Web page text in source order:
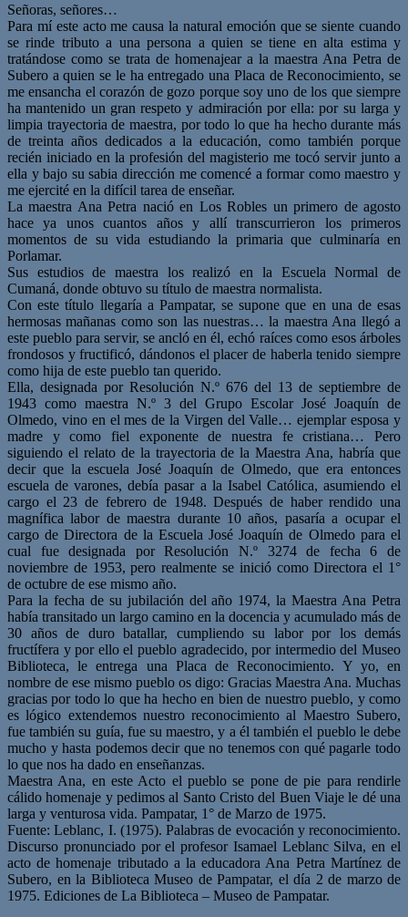
Señoras, señores…
Para mí este acto me causa la natural emoción que se siente cuando
se rinde tributo a una persona a quien se tiene en alta estima y
tratándose como se trata de homenajear a la maestra Ana Petra de
Subero a quien se le ha entregado una Placa de Reconocimiento, se
me ensancha el corazón de gozo porque soy uno de los que siempre
ha mantenido un gran respeto y admiración por ella: por su larga y
limpia trayectoria de maestra, por todo lo que ha hecho durante más
de treinta años dedicados a la educación, como también porque
recién iniciado en la profesión del magisterio me tocó servir junto a
ella y bajo su sabia dirección me comencé a formar como maestro y
me ejercité en la difícil tarea de enseñar.
La maestra Ana Petra nació en Los Robles un primero de agosto
hace ya unos cuantos años y allí transcurrieron los primeros
momentos de su vida estudiando la primaria que culminaría en
Porlamar.
Sus estudios de maestra los realizó en la Escuela Normal de
Cumaná, donde obtuvo su título de maestra normalista.
Con este título llegaría a Pampatar, se supone que en una de esas
hermosas mañanas como son las nuestras… la maestra Ana llegó a
este pueblo para servir, se ancló en él, echó raíces como esos árboles
frondosos y fructificó, dándonos el placer de haberla tenido siempre
como hija de este pueblo tan querido.
Ella, designada por Resolución N.º 676 del 13 de septiembre de
1943 como maestra N.º 3 del Grupo Escolar José Joaquín de
Olmedo, vino en el mes de la Virgen del Valle… ejemplar esposa y
madre y como fiel exponente de nuestra fe cristiana… Pero
siguiendo el relato de la trayectoria de la Maestra Ana, habría que
decir que la escuela José Joaquín de Olmedo, que era entonces
escuela de varones, debía pasar a la Isabel Católica, asumiendo el
cargo el 23 de febrero de 1948. Después de haber rendido una
magnífica labor de maestra durante 10 años, pasaría a ocupar el
cargo de Directora de la Escuela José Joaquín de Olmedo para el
cual fue designada por Resolución N.º 3274 de fecha 6 de
noviembre de 1953, pero realmente se inició como Directora el 1°
de octubre de ese mismo año.
Para la fecha de su jubilación del año 1974, la Maestra Ana Petra
había transitado un largo camino en la docencia y acumulado más de
30 años de duro batallar, cumpliendo su labor por los demás
fructífera y por ello el pueblo agradecido, por intermedio del Museo
Biblioteca, le entrega una Placa de Reconocimiento. Y yo, en
nombre de ese mismo pueblo os digo: Gracias Maestra Ana. Muchas
gracias por todo lo que ha hecho en bien de nuestro pueblo, y como
es lógico extendemos nuestro reconocimiento al Maestro Subero,
fue también su guía, fue su maestro, y a él también el pueblo le debe
mucho y hasta podemos decir que no tenemos con qué pagarle todo
lo que nos ha dado en enseñanzas.
Maestra Ana, en este Acto el pueblo se pone de pie para rendirle
cálido homenaje y pedimos al Santo Cristo del Buen Viaje le dé una
larga y venturosa vida. Pampatar, 1° de Marzo de 1975.
Fuente: Leblanc, I. (1975). Palabras de evocación y reconocimiento.
Discurso pronunciado por el profesor Isamael Leblanc Silva, en el
acto de homenaje tributado a la educadora Ana Petra Martínez de
Subero, en la Biblioteca Museo de Pampatar, el día 2 de marzo de
1975. Ediciones de La Biblioteca – Museo de Pampatar.